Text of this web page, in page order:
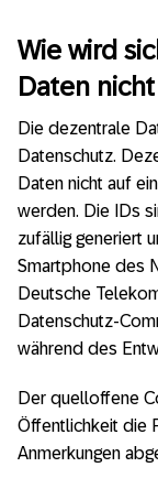
Wie wird
Daten
Die dezentrale
Datenschutz.
Daten nicht auf
werden. Die IDs
zufällig generiert
Smartphone des
Deutsche
Datenschutz-
während des
Der quelloffene
Öffentlichkeit die
Anmerkungen